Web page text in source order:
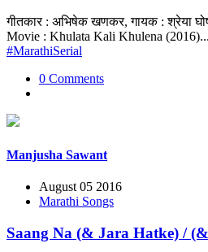
गीतकार : अभिषेक खणकर, गायक : श्रेया
Movie : Khulata Kali Khulena (2016)...
#MarathiSerial
0 Comments
Manjusha Sawant
August 05 2016
Marathi Songs
Saang Na (& Jara Hatke) / (&